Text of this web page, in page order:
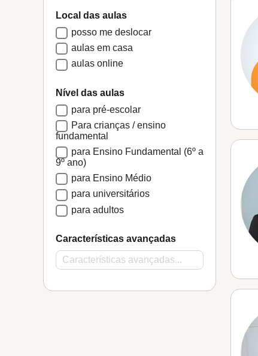
Local das aulas
posso me deslocar
aulas em casa
aulas online
Nível das aulas
para pré-escolar
Para crianças / ensino
fundamental
para Ensino Fundamental (6º a
9º ano)
para Ensino Médio
para universitários
para adultos
Características avançadas